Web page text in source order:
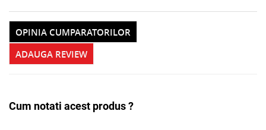
ADAUGA REVIEW
OPINIA CUMPARATORILOR
Cum notati acest produs ?